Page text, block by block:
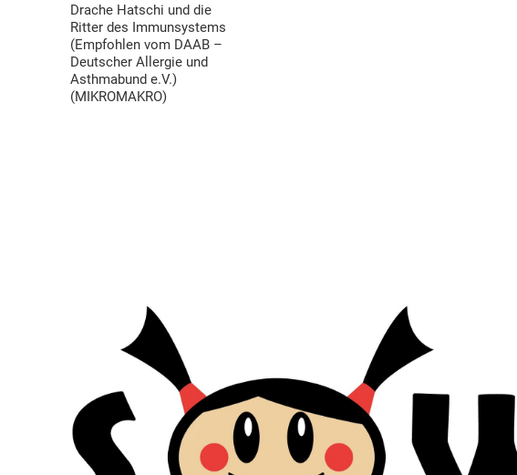
Drache Hatschi und die
Ritter des Immunsystems
(Empfohlen vom DAAB –
Deutscher Allergie und
Asthmabund e.V.)
(MIKROMAKRO)